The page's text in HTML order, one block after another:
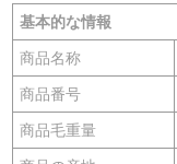
基本的な情報
商品名称
商品番号
商品毛重量